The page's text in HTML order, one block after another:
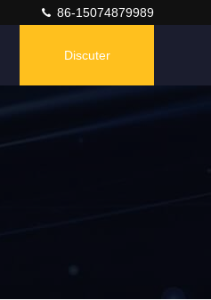
86-15074879989
Discuter